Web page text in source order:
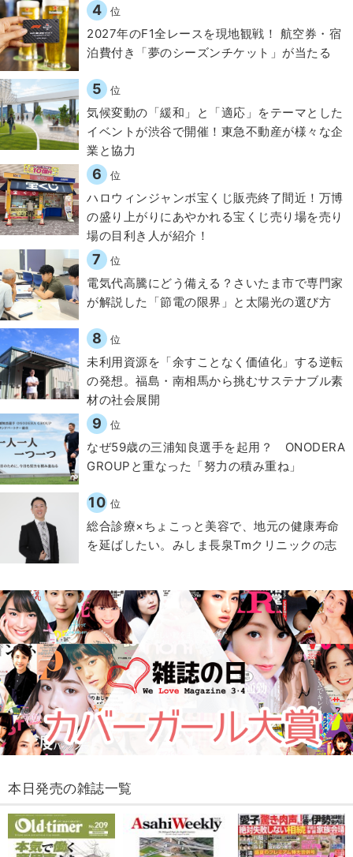
4 位
2027年のF1全レースを現地観戦！ 航空券・宿
泊費付き「夢のシーズンチケット」が当たる
5 位
気候変動の「緩和」と「適応」をテーマとした
イベントが渋谷で開催！東急不動産が様々な企
業と協力
6 位
ハロウィンジャンボ宝くじ販売終了間近！万博
の盛り上がりにあやかれる宝くじ売り場を売り
場の目利き人が紹介！
7 位
電気代高騰にどう備える？さいたま市で専門家
が解説した「節電の限界」と太陽光の選び方
8 位
​​未利用資源を「余すことなく価値化」する逆転
の発想。福島・南相馬から挑むサステナブル素
材の社会展開​
9 位
なぜ59歳の三浦知良選手を起用？ ONODERA
GROUPと重なった「努力の積み重ね」
10 位
総合診療×ちょこっと美容で、地元の健康寿命
を延ばしたい。みしま長泉Tmクリニックの志
本日発売の雑誌一覧